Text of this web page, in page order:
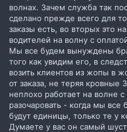
волнах. Зачем служба так
сделано прежде всего для
заказы есть, во вторых это
водителей на волну с
Мы все будем вынуждены
того как увидим его, в
возить клиентов из жопы в
от заказа, не теряя кровные
неплохо работает на волне
разочаровать - когда мы все
будут единицы, только те у
Думаете у вас он самый